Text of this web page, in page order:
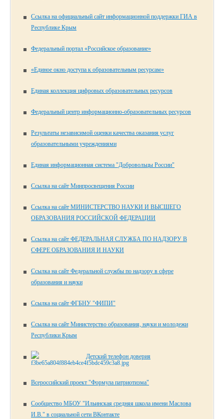
Ссылка на официальный сайт информационной поддержки ГИА в
Республике Крым
Федеральный портал «Российское образование»
«Единое окно доступа к образовательным ресурсам»
Единая коллекция цифровых образовательных ресурсов
Федеральный центр информационно-образовательных ресурсов
Результаты независимой оценки качества оказания услуг
образовательными учреждениями
Единая информационная система "Добровольцы России"
Ссылка на сайт Минпросвещения России
Ссылка на сайт МИНИСТЕРСТВО НАУКИ И ВЫСШЕГО
ОБРАЗОВАНИЯ РОССИЙСКОЙ ФЕДЕРАЦИИ
Ссылка на сайт ФЕДЕРАЛЬНАЯ СЛУЖБА ПО НАДЗОРУ В
СФЕРЕ ОБРАЗОВАНИЯ И НАУКИ
Ссылка на сайт Федеральной службы по надзору в сфере
образования и науки
Ссылка на сайт ФГБНУ "ФИПИ"
Ссылка на сайт Министерство образования, науки и молодежи
Республики Крым
Детский телефон доверия
Всероссийский проект "Формула патриотизма"
Сообщество МБОУ "Ильинская средняя школа имени Маслова
И.В." в социальной сети ВКонтакте